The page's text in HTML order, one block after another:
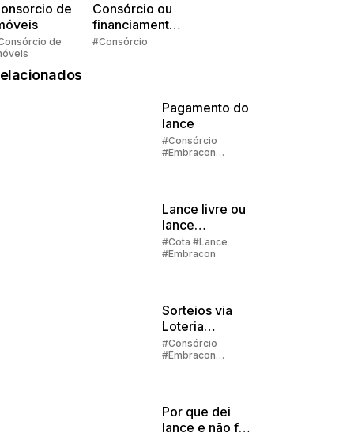
de
de
Consórcio ou
financiamento?
Quem pensa
#Consórcio
Pagamento do
lance
#Consórcio
#Embracon
Lance livre ou
lance
embutido?
#Cota #Lance
#Embracon
Sorteios via
Loteria
Federal:
grupos com
#Consórcio
#Embracon
Por que dei
lance e não fui